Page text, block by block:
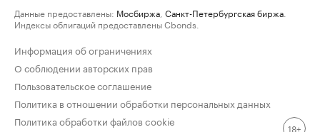
Данные предоставлены: Мосбиржа Санкт-Петербургская биржа
Индексы облигаций предоставлены Cbonds.
Информация об ограничениях
О соблюдении авторских прав
Пользовательское соглашение
Политика в отношении обработки персональных данных
Политика обработки файлов cookie
18+